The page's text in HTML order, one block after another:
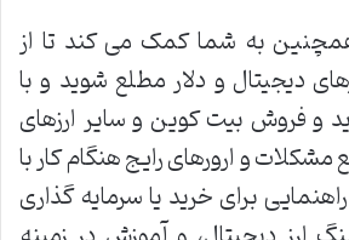
به شما کمک می کند تا از
دیجیتال و دلار مطلع شوید و با
و فروش بیت کوین و سایر ارزهای
مشکلات و ارورهای رایج هنگام کار با
برای خرید یا سرمایه گذاری